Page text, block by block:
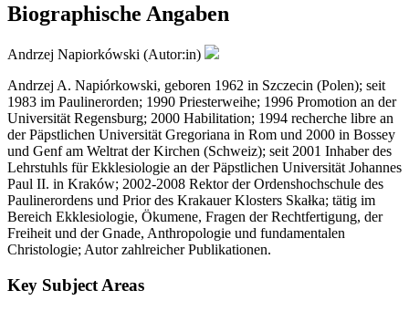
Biographische Angaben
Andrzej Napiorkówski (Autor:in)
Andrzej A. Napiórkowski, geboren 1962 in Szczecin (Polen); seit
1983 im Paulinerorden; 1990 Priesterweihe; 1996 Promotion an der
Universität Regensburg; 2000 Habilitation; 1994 recherche libre an
der Päpstlichen Universität Gregoriana in Rom und 2000 in Bossey
und Genf am Weltrat der Kirchen (Schweiz); seit 2001 Inhaber des
Lehrstuhls für Ekklesiologie an der Päpstlichen Universität Johannes
Paul II. in Kraków; 2002-2008 Rektor der Ordenshochschule des
Paulinerordens und Prior des Krakauer Klosters Skałka; tätig im
Bereich Ekklesiologie, Ökumene, Fragen der Rechtfertigung, der
Freiheit und der Gnade, Anthropologie und fundamentalen
Christologie; Autor zahlreicher Publikationen.
Key Subject Areas